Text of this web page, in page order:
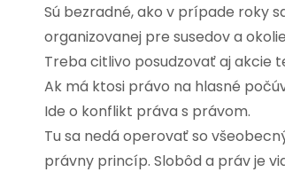
Sú bezradné, ako v prípade roky
organizovanej pre susedov a
Treba citlivo posudzovať aj akcie
Ak má ktosi právo na hlasné
Ide o konflikt práva s právom.
Tu sa nedá operovať so
právny princíp. Slobôd a práv je